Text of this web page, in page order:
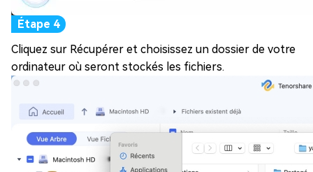
Cliquez sur Récupérer et choisissez un dossier de votre
ordinateur où seront stockés les fichiers.